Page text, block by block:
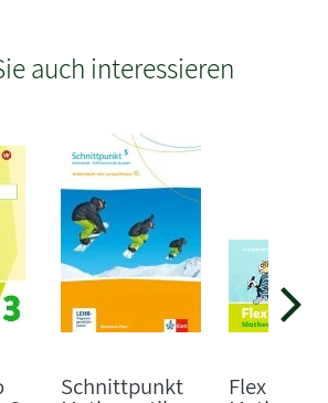
auch interessieren
Schnittpunkt Flex und